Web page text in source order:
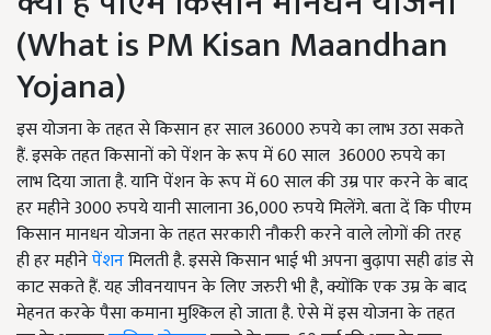
(What is PM Kisan Maandhan
Yojana)
इस योजना के तहत से किसान हर साल 36000 रुपये का लाभ उठा सकते
हैं. इसके तहत किसानों को पेंशन के रूप में 60 साल 36000 रुपये का
लाभ दिया जाता है. यानि पेंशन के रूप में 60 साल की उम्र पार करने के बाद
हर महीने 3000 रुपये यानी सालाना 36,000 रुपये मिलेंगे. बता दें कि पीएम
किसान मानधन योजना के तहत सरकारी नौकरी करने वाले लोगों की तरह
ही हर महीनेपेंशनमिलती है. इससे किसान भाई भी अपना बुढ़ापा सही ढांड से
काट सकते हैं. यह जीवनयापन के लिए जरुरी भी है, क्योंकि एक उम्र के बाद
मेहनत करके पैसा कमाना मुश्किल हो जाता है. ऐसे में इस योजना के तहत